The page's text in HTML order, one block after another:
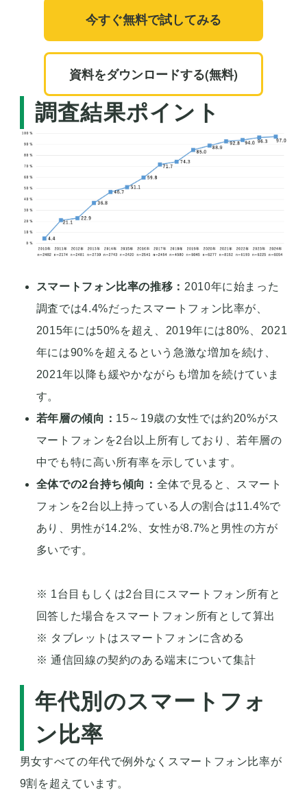
今すぐ無料で試してみる
資料をダウンロードする(無料)
調査結果ポイント
スマートフォン比率の推移： 2010年に始まった
調査では4.4%だったスマートフォン比率が、
2015年には50%を超え、2019年には80%、2021
年には90%を超えるという急激な増加を続け、
2021年以降も緩やかながらも増加を続けていま
す。
若年層の傾向： 15～19歳の女性では約20%がス
マートフォンを2台以上所有しており、若年層の
中でも特に高い所有率を示しています。
全体での2台持ち傾向： 全体で見ると、スマート
フォンを2台以上持っている人の割合は11.4%で
あり、男性が14.2%、女性が8.7%と男性の方が
多いです。
※ 1台目もしくは2台目にスマートフォン所有と
回答した場合をスマートフォン所有として算出
※ タブレットはスマートフォンに含める
※ 通信回線の契約のある端末について集計
年代別のスマートフォ
ン比率
男女すべての年代で例外なくスマートフォン比率が
9割を超えています。